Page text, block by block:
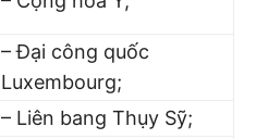
– Đại công quốc
Luxembourg;
– Liên bang Thụy Sỹ;